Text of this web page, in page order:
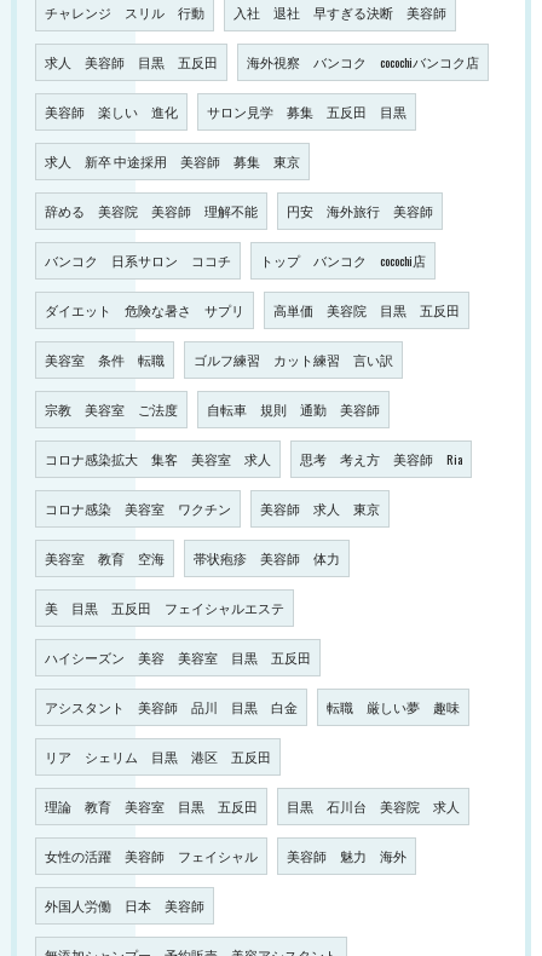
チャレンジ スリル 行動 入社 退社 早すぎる決断 美容師
求人 美容師 目黒 五反田 海外視察 バンコク cocochiバンコク店
美容師 楽しい 進化 サロン見学 募集 五反田 目黒
求人 新卒 中途採用 美容師 募集 東京
辞める 美容院 美容師 理解不能 円安 海外旅行 美容師
バンコク 日系サロン ココチ トップ バンコク cocochi店
ダイエット 危険な暑さ サプリ 高単価 美容院 目黒 五反田
美容室 条件 転職 ゴルフ練習 カット練習 言い訳
宗教 美容室 ご法度 自転車 規則 通勤 美容師
コロナ感染拡大 集客 美容室 求人 思考 考え方 美容師 Ria
コロナ感染 美容室 ワクチン 美容師 求人 東京
美容室 教育 空海 帯状疱疹 美容師 体力
美 目黒 五反田 フェイシャルエステ
ハイシーズン 美容 美容室 目黒 五反田
アシスタント 美容師 品川 目黒 白金 転職 厳しい夢 趣味
リア シェリム 目黒 港区 五反田
理論 教育 美容室 目黒 五反田 目黒 石川台 美容院 求人
女性の活躍 美容師 フェイシャル 美容師 魅力 海外
外国人労働 日本 美容師